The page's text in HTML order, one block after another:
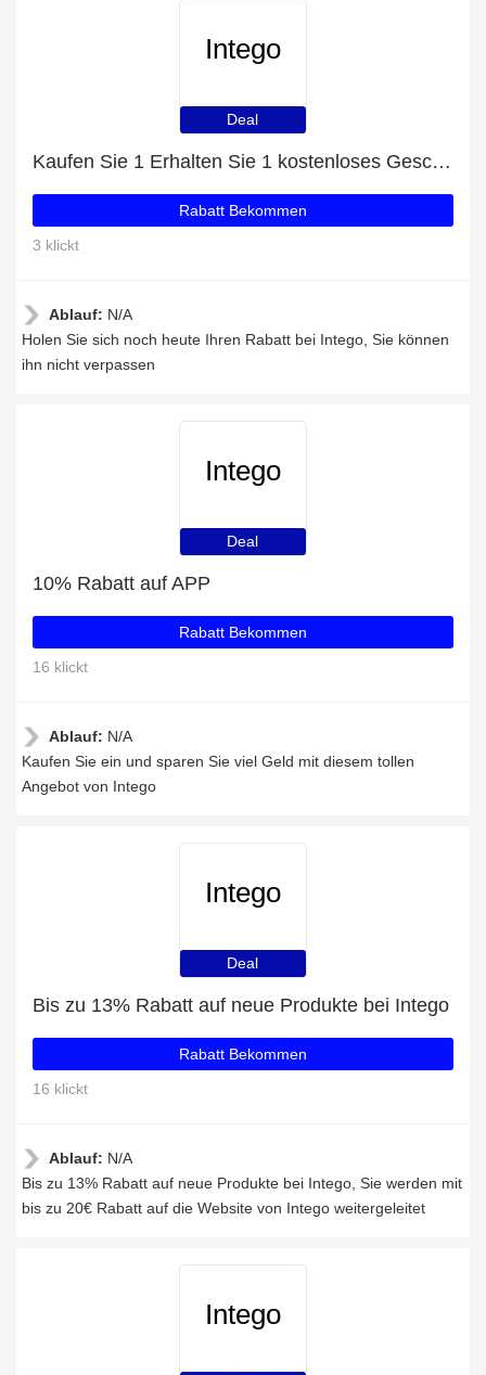
Intego
Deal
Kaufen Sie 1 Erhalten Sie 1 kostenloses Geschenk auf ausgewählte Artikel
Rabatt Bekommen
3 klickt
Ablauf: N/A
Holen Sie sich noch heute Ihren Rabatt bei Intego, Sie können
ihn nicht verpassen
Intego
Deal
10% Rabatt auf APP
Rabatt Bekommen
16 klickt
Ablauf: N/A
Kaufen Sie ein und sparen Sie viel Geld mit diesem tollen
Angebot von Intego
Intego
Deal
Bis zu 13% Rabatt auf neue Produkte bei Intego
Rabatt Bekommen
16 klickt
Ablauf: N/A
Bis zu 13% Rabatt auf neue Produkte bei Intego, Sie werden mit
bis zu 20€ Rabatt auf die Website von Intego weitergeleitet
Intego